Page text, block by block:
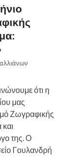
ότι η
μας
Ζωγραφικής
της. Ο
Γουλανδρή